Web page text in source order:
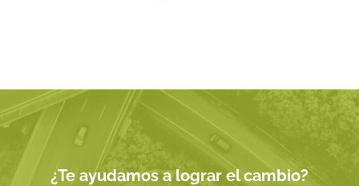
¿Te ayudamos a lograr el cambio?